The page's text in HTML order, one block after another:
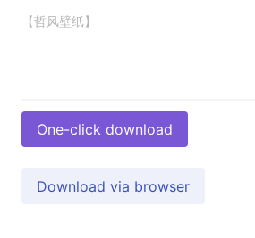
【哲风壁纸】
One-click download
Download via browser